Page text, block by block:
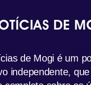
de Mogi é um
independente,